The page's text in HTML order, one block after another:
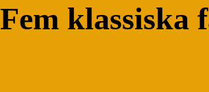
Fem klassiska